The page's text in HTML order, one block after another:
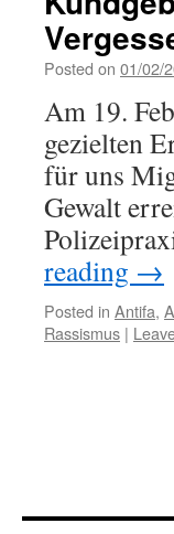
Posted on 01/02/
Am 19.
gezielten
für uns
Gewalt
reading →
Posted in Antifa,
Rassismus |